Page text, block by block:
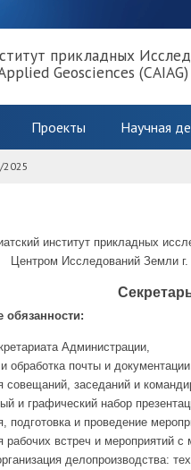
прикладных
Geosciences (CAIAG)
Проекты Научная
институт прикладных
Центром Исследований Земли
Администрации,
и обработка почты и
совещаний, заседаний и
и графический набор
подготовка и проведение
рабочих встреч и мероприятий
делопроизводства: